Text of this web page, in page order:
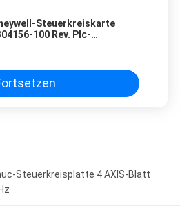
Steuerkreiskarte
100 Rev. Plc-
Steuerkreisplatte 4 AXIS-Blatt